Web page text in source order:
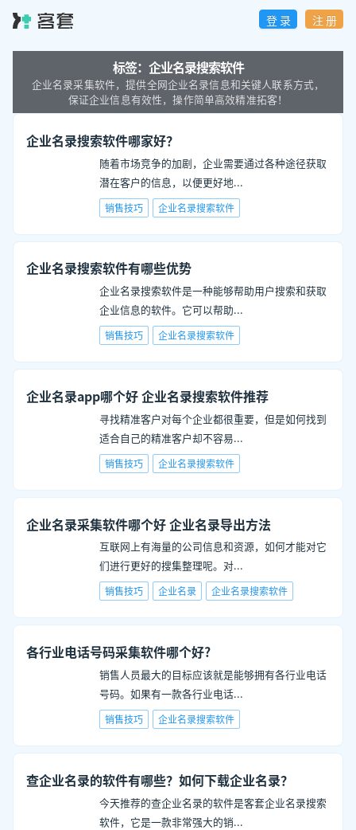
登 录 注 册
标签： 企业名录搜索软件
企业名录采集软件，提供全网企业名录信息和关键人联系方式，
保证企业信息有效性，操作简单高效精准拓客！
企业名录搜索软件哪家好？
随着市场竞争的加剧，企业需要通过各种途径获取
潜在客户的信息，以便更好地...
销售技巧 企业名录搜索软件
企业名录搜索软件有哪些优势
企业名录搜索软件是一种能够帮助用户搜索和获取
企业信息的软件。它可以帮助...
销售技巧 企业名录搜索软件
企业名录app哪个好 企业名录搜索软件推荐
寻找精准客户对每个企业都很重要，但是如何找到
适合自己的精准客户却不容易...
销售技巧 企业名录搜索软件
企业名录采集软件哪个好 企业名录导出方法
互联网上有海量的公司信息和资源，如何才能对它
们进行更好的搜集整理呢。对...
销售技巧 企业名录 企业名录搜索软件
各行业电话号码采集软件哪个好?
销售人员最大的目标应该就是能够拥有各行业电话
号码。如果有一款各行业电话...
销售技巧 企业名录搜索软件
查企业名录的软件有哪些？如何下载企业名录？
今天推荐的查企业名录的软件是客套企业名录搜索
软件，它是一款非常强大的销...